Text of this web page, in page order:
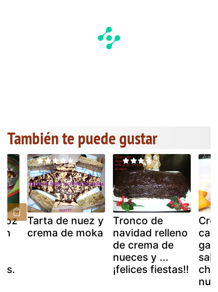
También te puede gustar
Tarta de nuez y
crema de moka
Tronco de
navidad relleno
de crema de
nueces y ...
¡felices fiestas!!